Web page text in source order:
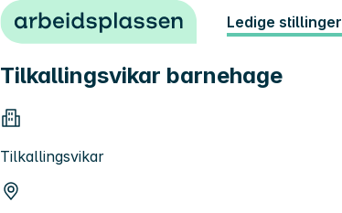
Hopp til innhold Ledige stillinger
Tilkallingsvikar barnehage
Tilkallingsvikar